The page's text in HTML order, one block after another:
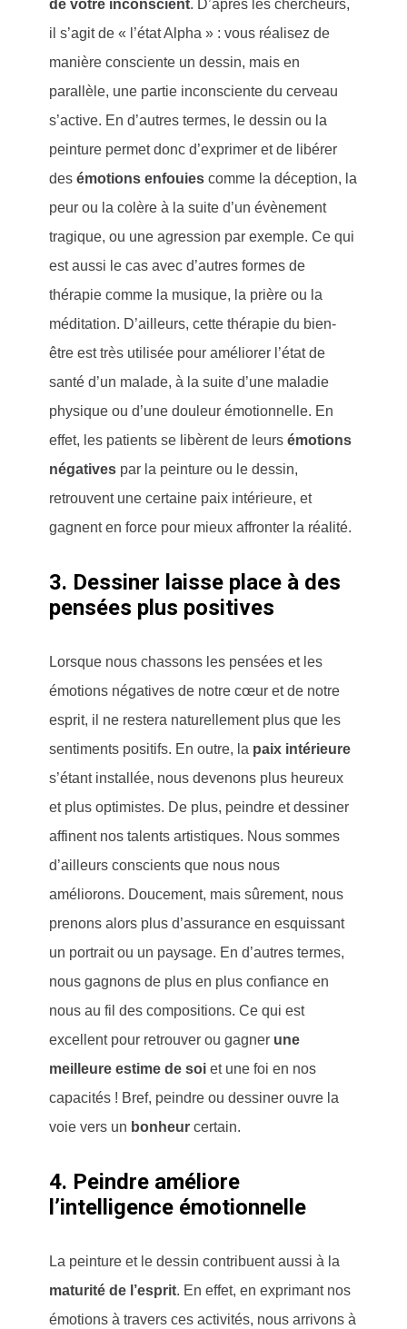
de votre inconscient. D’après les chercheurs,
il s’agit de « l’état Alpha » : vous réalisez de
manière consciente un dessin, mais en
parallèle, une partie inconsciente du cerveau
s’active. En d’autres termes, le dessin ou la
peinture permet donc d’exprimer et de libérer
des émotions enfouies comme la déception, la
peur ou la colère à la suite d’un évènement
tragique, ou une agression par exemple. Ce qui
est aussi le cas avec d’autres formes de
thérapie comme la musique, la prière ou la
méditation. D’ailleurs, cette thérapie du bien-
être est très utilisée pour améliorer l’état de
santé d’un malade, à la suite d’une maladie
physique ou d’une douleur émotionnelle. En
effet, les patients se libèrent de leurs émotions
négatives par la peinture ou le dessin,
retrouvent une certaine paix intérieure, et
gagnent en force pour mieux affronter la réalité.
3. Dessiner laisse place à des
pensées plus positives
Lorsque nous chassons les pensées et les
émotions négatives de notre cœur et de notre
esprit, il ne restera naturellement plus que les
sentiments positifs. En outre, la paix intérieure
s’étant installée, nous devenons plus heureux
et plus optimistes. De plus, peindre et dessiner
affinent nos talents artistiques. Nous sommes
d’ailleurs conscients que nous nous
améliorons. Doucement, mais sûrement, nous
prenons alors plus d’assurance en esquissant
un portrait ou un paysage. En d’autres termes,
nous gagnons de plus en plus confiance en
nous au fil des compositions. Ce qui est
excellent pour retrouver ou gagner une
meilleure estime de soi et une foi en nos
capacités ! Bref, peindre ou dessiner ouvre la
voie vers un bonheur certain.
4. Peindre améliore
l’intelligence émotionnelle
La peinture et le dessin contribuent aussi à la
maturité de l’esprit. En effet, en exprimant nos
émotions à travers ces activités, nous arrivons à